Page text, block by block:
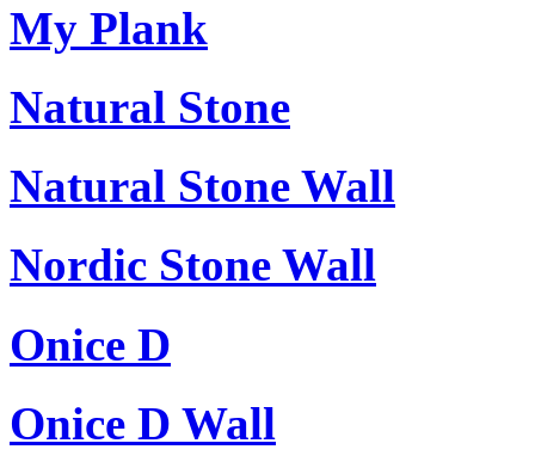
My Plank
Natural Stone
Natural Stone Wall
Nordic Stone Wall
Onice D
Onice D Wall